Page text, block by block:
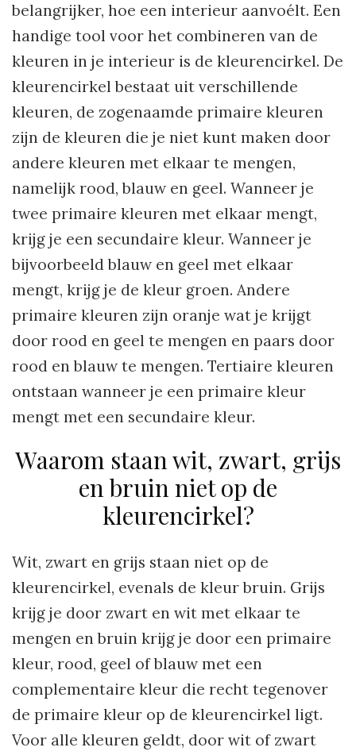
belangrijker, hoe een interieur aanvoélt. Een
handige tool voor het combineren van de
kleuren in je interieur is de kleurencirkel. De
kleurencirkel bestaat uit verschillende
kleuren, de zogenaamde primaire kleuren
zijn de kleuren die je niet kunt maken door
andere kleuren met elkaar te mengen,
namelijk rood, blauw en geel. Wanneer je
twee primaire kleuren met elkaar mengt,
krijg je een secundaire kleur. Wanneer je
bijvoorbeeld blauw en geel met elkaar
mengt, krijg je de kleur groen. Andere
primaire kleuren zijn oranje wat je krijgt
door rood en geel te mengen en paars door
rood en blauw te mengen. Tertiaire kleuren
ontstaan wanneer je een primaire kleur
mengt met een secundaire kleur.
Waarom staan wit, zwart, grijs
en bruin niet op de
kleurencirkel?
Wit, zwart en grijs staan niet op de
kleurencirkel, evenals de kleur bruin. Grijs
krijg je door zwart en wit met elkaar te
mengen en bruin krijg je door een primaire
kleur, rood, geel of blauw met een
complementaire kleur die recht tegenover
de primaire kleur op de kleurencirkel ligt.
Voor alle kleuren geldt, door wit of zwart